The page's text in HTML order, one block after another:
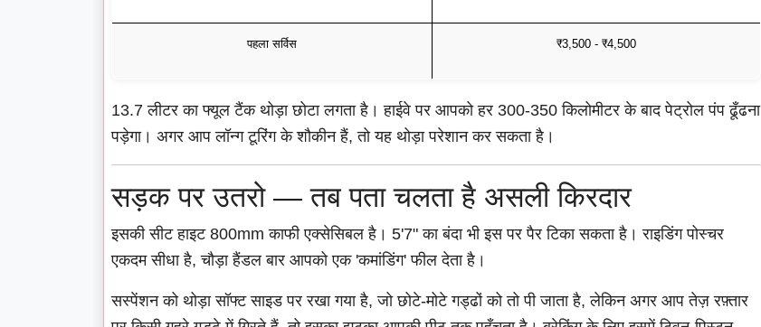
पहला सर्विस ₹3,500 - ₹4,500
13.7 लीटर का फ्यूल टैंक थोड़ा छोटा लगता है। हाईवे पर आपको हर 300-350 किलोमीटर के बाद पेट्रोल पंप ढूँढना
पड़ेगा। अगर आप लॉन्ग टूरिंग के शौकीन हैं, तो यह थोड़ा परेशान कर सकता है।
सड़क पर उतरो — तब पता चलता है असली किरदार
इसकी सीट हाइट 800mm काफी एक्सेसिबल है। 5'7" का बंदा भी इस पर पैर टिका सकता है। राइडिंग पोस्चर
एकदम सीधा है, चौड़ा हैंडल बार आपको एक 'कमांडिंग' फील देता है।
सस्पेंशन को थोड़ा सॉफ्ट साइड पर रखा गया है, जो छोटे-मोटे गड्ढों को तो पी जाता है, लेकिन अगर आप तेज़ रफ़्तार